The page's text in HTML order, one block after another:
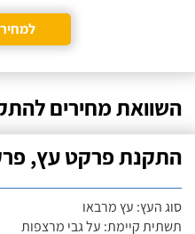
השוואת מחירים
התקנת פרקט עץ,
סוג העץ: עץ מרבאו
תשתית קיימת: על גבי מרצפות